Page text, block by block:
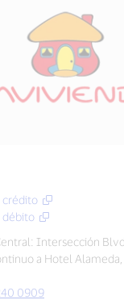
crédito
débito
Intersección
a Hotel Alameda,
0909